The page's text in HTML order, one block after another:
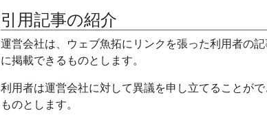
引用記事の紹介
運営会社は、ウェブ魚拓にリンクを張った利用者の
に掲載できるものとします。
利用者は運営会社に対して異議を申し立てることが
ものとします。